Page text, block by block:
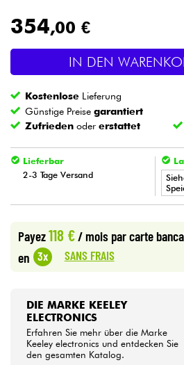
Licht
Drums
Blasinstrumente
Kinder
HiFi
Sehen Sie sich unsere
354,00 €
IN DEN
Kostenlose Lieferung
Günstige Preisegarantiert
Zufrieden odererstattet
Lieferbar
2-3 Tage Versand
•
• Star
Payez118 € / mois par carte
en 3x SANS FRAIS
DIE MARKE KEELEY
ELECTRONICS
Erfahren Sie mehr über die Marke
Keeley electronics und entdecken Sie
den gesamten Katalog.